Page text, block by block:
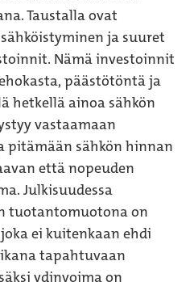
Taustalla ovat
ja suuret
Nämä investoinnit
päästötöntä ja
hetkellä ainoa sähkön
vastaamaan
pitämään sähkön hinnan
että nopeuden
Julkisuudessa
tuotantomuotona on
ei kuitenkaan ehdi
tapahtuvaan
ydinvoima on